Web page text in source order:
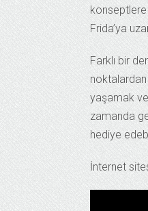
Frida’ya
Farklı bir
noktalardan
yaşamak
zamanda
hediye
İnternet